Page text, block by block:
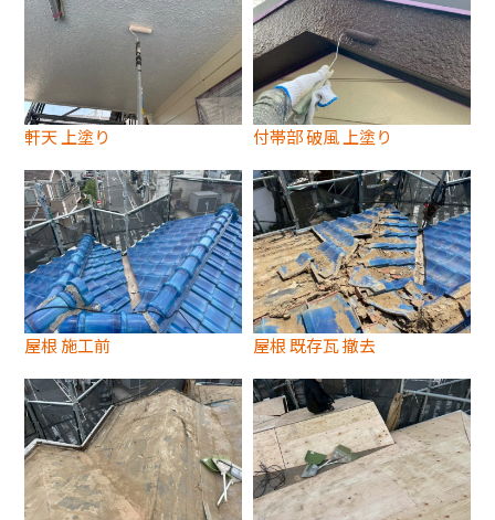
軒天 上塗り 付帯部 破風 上塗り
屋根 施工前 屋根 既存瓦 撤去